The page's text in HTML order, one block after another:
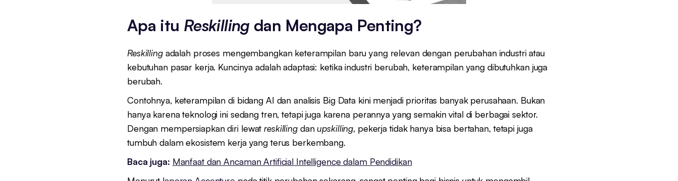
Apa itu Reskillingdan Mengapa Penting?
Reskillingadalah proses mengembangkan keterampilan baru yang relevan dengan perubahan industri atau
kebutuhan pasar kerja. Kuncinya adalah adaptasi: ketika industri berubah, keterampilan yang dibutuhkan juga
berubah.
Contohnya, keterampilan di bidang AI dan analisis Big Data kini menjadi prioritas banyak perusahaan. Bukan
hanya karena teknologi ini sedang tren, tetapi juga karena perannya yang semakin vital di berbagai sektor.
Dengan mempersiapkan diri lewatreskillingdan upskilling, pekerja tidak hanya bisa bertahan, tetapi juga
tumbuh dalam ekosistem kerja yang terus berkembang.
Baca juga: Manfaat dan Ancaman Artificial Intelligence dalam Pendidikan